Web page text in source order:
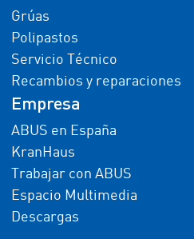
Grúas
Polipastos
Servicio Técnico
Recambios y reparaciones
Empresa
ABUS en España
KranHaus
Trabajar con ABUS
Espacio Multimedia
Descargas